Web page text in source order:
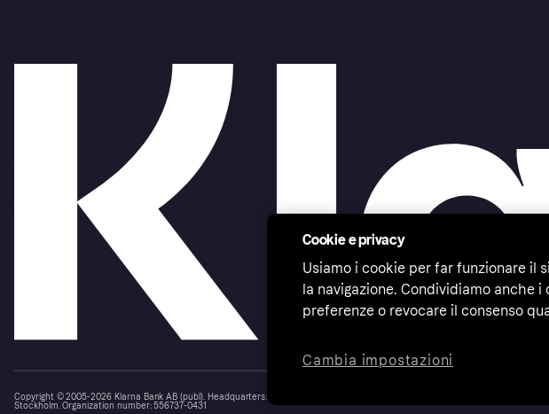
Copyright © 2005-2026 Klarna Bank AB (publ). Headquarters: Stockholm, Sweden. All rights reserved. Klarna Bank AB (publ).
Stockholm. Organization number: 556737-0431
Cookie e privacy
Usiamo i cookie per far funzionare il
la navigazione. Condividiamo anche
preferenze o revocare il consenso
Cambia impostazioni